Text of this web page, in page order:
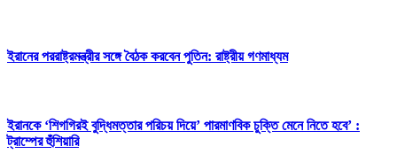
ইরানের পররাষ্ট্রমন্ত্রীর সঙ্গে বৈঠক করবেন পুতিন: রাষ্ট্রীয় গণমাধ্যম
ইরানকে ‘শিগগিরই বুদ্ধিমত্তার পরিচয় দিয়ে’ পারমাণবিক চুক্তি মেনে নিতে হবে’ :
ট্রাম্পের হুঁশিয়ারি